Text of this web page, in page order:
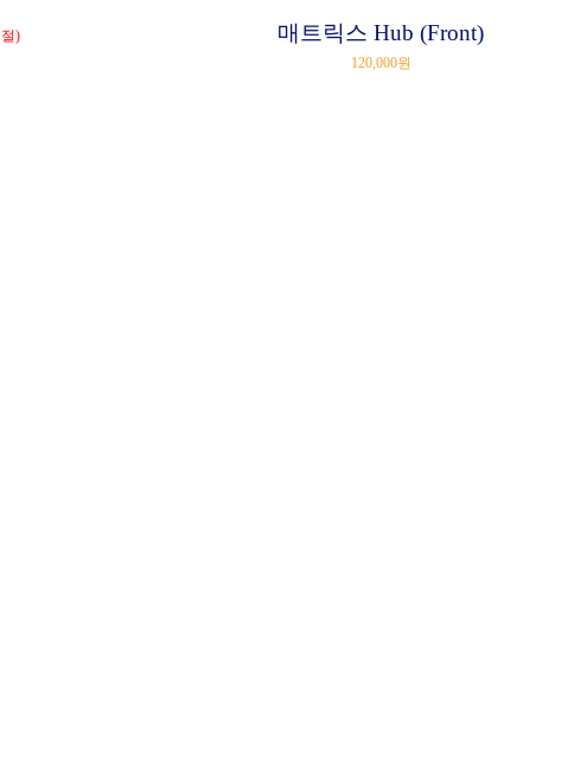
)
매트릭스 Hub (Front)
120,000원